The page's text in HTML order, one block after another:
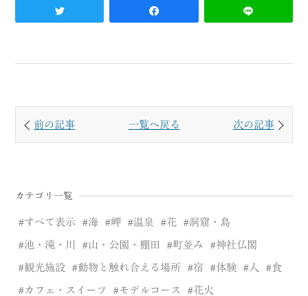
前の記事 一覧へ戻る 次の記事
カテゴリ一覧
すべて表示 海 岬 温泉 花 洞窟・島
池・滝・川 山・公園・棚田 町並み 神社仏閣
観光施設 動物と触れ合える場所 宿 体験 人 食
カフェ・スイーツ モデルコース 花火